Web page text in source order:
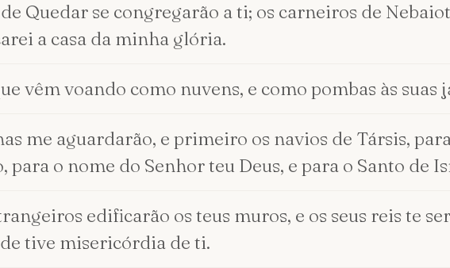
Quedar se congregarão a ti; os carneiros de
a casa da minha glória.
vêm voando como nuvens, e como pombas às suas
me aguardarão, e primeiro os navios de Társis,
para o nome do Senhor teu Deus, e para o Santo de
edificarão os teus muros, e os seus reis te
tive misericórdia de ti.